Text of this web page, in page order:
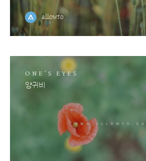
allowto
ONE'S EYES
양귀비